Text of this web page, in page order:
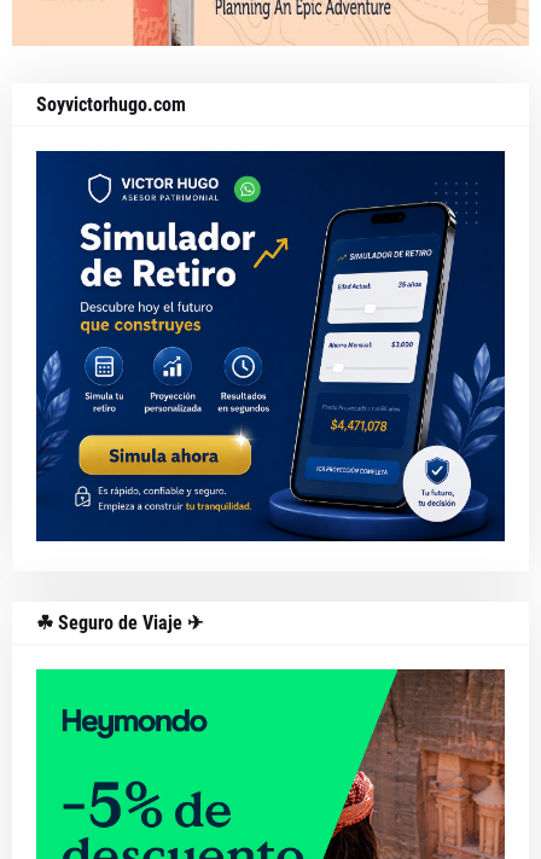
Soyvictorhugo.com
☘ Seguro de Viaje ✈